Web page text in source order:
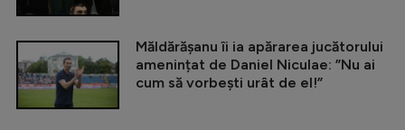
Măldărășanu îi ia apărarea jucătorului
amenințat de Daniel Niculae: ”Nu ai
cum să vorbești urât de el!”